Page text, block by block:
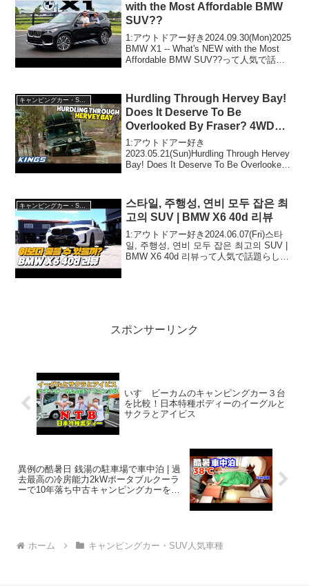
with the Most Affordable BMW
SUV??
1:アウトドアー好き2024.09.30(Mon)2025
BMW X1 -- What's NEW with the Most
Affordable BMW SUV??って人気で話題
キャンピングカー・SUV人気車種
Hurdling Through Hervey Bay!
Does It Deserve To Be
Overlooked By Fraser? 4WD
Action #221
1:アウトドアー好き
2023.05.21(Sun)Hurdling Through Hervey
Bay! Does It Deserve To Be Overlooked
스타일, 주행성, 연비 모두 잡은 최
고의 SUV | BMW X6 40d 리뷰
1:アウトドアー好き2024.06.07(Fri)스타
일, 주행성, 연비 모두 잡은 최고의 SUV |
BMW X6 40d 리뷰って人気で話題らしい
スポンサーリンク
いすゞビーカムのキャンピングカー３台
を比較！日本特種ボディーのイーグルと
サクラとアイビス
異例の酷暑日 銭湯の駐車場で車中泊 | 過
去最高の冷房能力2kWポータブルクーラ
ーで10年落ち中古キャンピングカーを冷
ホーム キャンピングカー・SUV人気車種